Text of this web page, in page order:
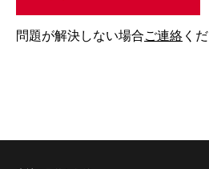
問題が解決しない場合ご連絡 く